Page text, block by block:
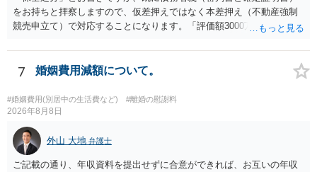
をお持ちと拝察しますので、仮差押えではなく本差押え（不動産強制
競売申立て）で対応することになります。「評価額3000万、住宅ロー
執行による回収は可能ということになりますが、オーバーローンでな
い場合は住宅ローンの全額回収も可能であり（住宅ローン債権者は保
証会社から代位弁済を受け、保証会社が競売による売却代金から全額
を回収することになる）、「一括返済の請求」は行わない（あるいは
書面が送られるとしてもあくまで形式的なものになる）可能性があり
ます。
7 婚姻費用減額について。
#婚姻費用(別居中の生活費など) #離婚の慰謝料
2026年8月8日
外山 大地 弁護士
ご記載の通り、年収資料を提出せずに合意ができれば、お互いの年収